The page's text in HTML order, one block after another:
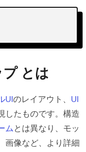
は
ップ を作成す
で モックアッ
ップ の必須
とは
UIのレイアウト、 UI
したものです。構造
ム とは異なり、モッ
画像など、より詳細